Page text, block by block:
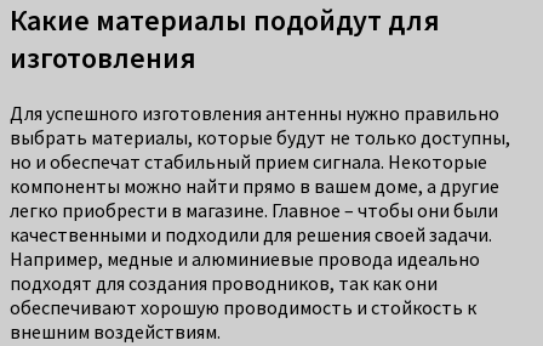
Какие материалы подойдут для
изготовления
Для успешного изготовления антенны нужно правильно
выбрать материалы, которые будут не только доступны,
но и обеспечат стабильный прием сигнала. Некоторые
компоненты можно найти прямо в вашем доме, а другие
легко приобрести в магазине. Главное – чтобы они были
качественными и подходили для решения своей задачи.
Например, медные и алюминиевые провода идеально
подходят для создания проводников, так как они
обеспечивают хорошую проводимость и стойкость к
внешним воздействиям.